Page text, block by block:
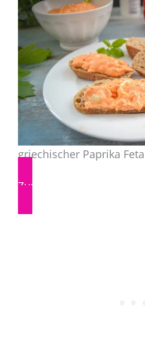
griechischer Paprika
Zum Rezept